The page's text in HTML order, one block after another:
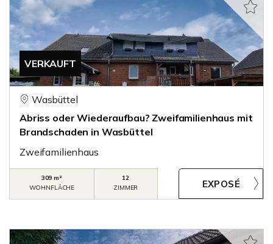
VERKAUFT
Wasbüttel
Abriss oder Wiederaufbau? Zweifamilienhaus mit
Brandschaden in Wasbüttel
Zweifamilienhaus
309 m²
WOHNFLÄCHE
12
ZIMMER